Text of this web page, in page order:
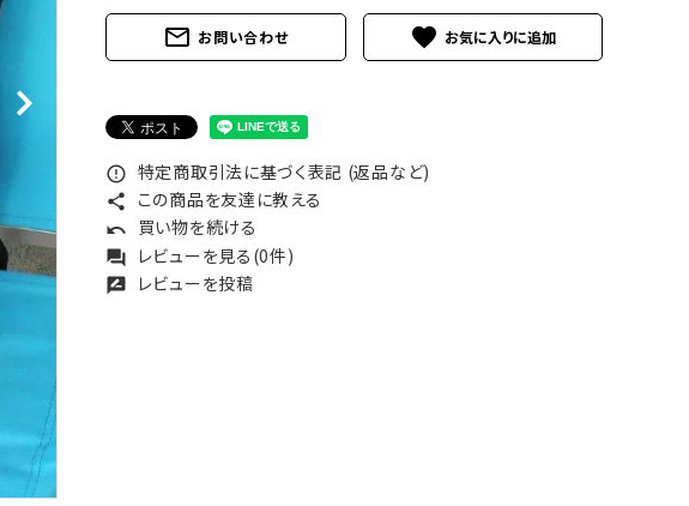
ンプに向けたギア！
mail_outline お問い合わせ favorite
error_outline 特定商取引法に基づく表記 (返品など)
share この商品を友達に教える
undo 買い物を続ける
forum レビューを見る(0件)
rate_review レビューを投稿